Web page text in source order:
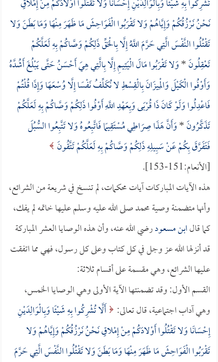
تُشْرِكُوا بِهِ شَيْئًا وَبِالْوَالِدَيْنِ إِحْسَانًا وَلا تَقْتُلُوا أَوْلادَكُمْ مِنْ إِمْلاقٍ
نَحْنُ نَرْزُقُكُمْ وَإِيَّاهُمْ وَلا تَقْرَبُوا الْفَوَاحِشَ مَا ظَهَرَ مِنْهَا وَمَا بَطَنَ وَلا
تَقْتُلُوا النَّفْسَ الَّتِي حَرَّمَ اللَّهُ إِلَّا بِالْحَقِّ ذَلِكُمْ وَصَّاكُمْ بِهِ لَعَلَّكُمْ
تَعْقِلُونَ*وَلا تَقْرَبُوا مَالَ الْيَتِيمِ إِلَّا بِالَّتِي هِيَ أَحْسَنُ حَتَّى يَبْلُغَ أَشُدَّهُ
وَأَوْفُوا الْكَيْلَ وَالْمِيزَانَ بِالْقِسْطِ لا نُكَلِّفُ نَفْسًا إِلَّا وُسْعَهَا وَإِذَا قُلْتُمْ
فَاعْدِلُوا وَلَوْ كَانَ ذَا قُرْبَى وَبِعَهْدِ اللَّهِ أَوْفُوا ذَلِكُمْ وَصَّاكُمْ بِهِ لَعَلَّكُمْ
تَذَكَّرُونَ*وَأَنَّ هَذَا صِرَاطِي مُسْتَقِيمًا فَاتَّبِعُوهُ وَلا تَتَّبِعُوا السُّبُلَ
فَتَفَرَّقَ بِكُمْ عَنْ سَبِيلِهِ ذَلِكُمْ وَصَّاكُمْ بِهِ لَعَلَّكُمْ تَتَّقُونَ
[الأنعام:151-153].
هذه الآيات المباركات آيات محكمات، لم تنسخ في شريعة من الشرائع،
وأنها متضمنة وصية محمد صلى الله عليه وسلم عليها خاتمه لم يفك،
كما قالابن مسعودرضي الله عنه، وأن هذه الوصايا العشر المباركة
قد أنزلها الله عز وجل في كل كتاب وعلى كل رسول، فهي مما اتفقت
عليها الشرائع، وهي مقسمة على أقسام ثلاثة:
القسم الأول: وقد تضمنتها الآية الأولى وهي الوصايا الخمس،
وهي آداب اجتماعية، قال تعالى: أَلَّا تُشْرِكُوا بِهِ شَيْئًا وَبِالْوَالِدَيْنِ
إِحْسَانًا وَلا تَقْتُلُوا أَوْلادَكُمْ مِنْ إِمْلاقٍ نَحْنُ نَرْزُقُكُمْ وَإِيَّاهُمْ وَلا
تَقْرَبُوا الْفَوَاحِشَ مَا ظَهَرَ مِنْهَا وَمَا بَطَنَ وَلا تَقْتُلُوا النَّفْسَ الَّتِي حَرَّمَ